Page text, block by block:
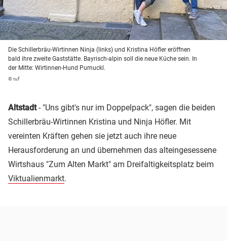
Die Schillerbräu-Wirtinnen Ninja (links) und Kristina Höfler eröffnen
bald ihre zweite Gaststätte. Bayrisch-alpin soll die neue Küche sein. In
der Mitte: Wirtinnen-Hund Pumuckl.
© ruf
Altstadt- "Uns gibt's nur im Doppelpack", sagen die beiden
Schillerbräu-Wirtinnen Kristina und Ninja Höfler. Mit
vereinten Kräften gehen sie jetzt auch ihre neue
Herausforderung an und übernehmen das alteingesessene
Wirtshaus "Zum Alten Markt" am Dreifaltigkeitsplatz beim
Viktualienmarkt.